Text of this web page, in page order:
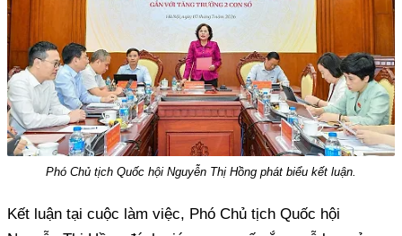
Phó Chủ tịch Quốc hội Nguyễn Thị Hồng phát biểu kết luận.
Kết luận tại cuộc làm việc, Phó Chủ tịch Quốc hội